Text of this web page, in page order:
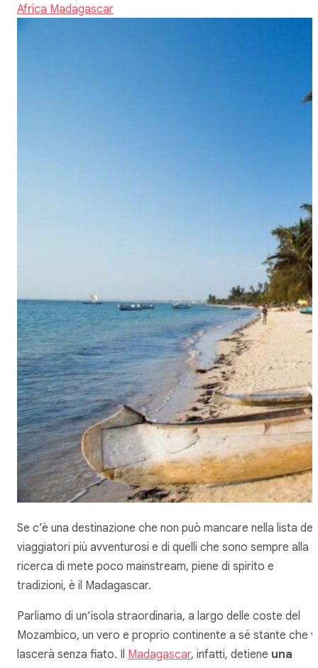
Africa Madagascar
Se c’è una destinazione che non può mancare nella lista dei
viaggiatori più avventurosi e di quelli che sono sempre alla
ricerca di mete poco mainstream, piene di spirito e
tradizioni, è il Madagascar.
Parliamo di un’isola straordinaria, a largo delle coste del
Mozambico, un vero e proprio continente a sé stante che vi
lascerà senza fiato. Il Madagascar, infatti, detiene una